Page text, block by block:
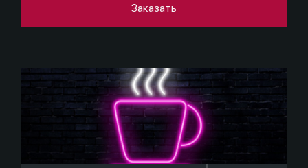
Заказать